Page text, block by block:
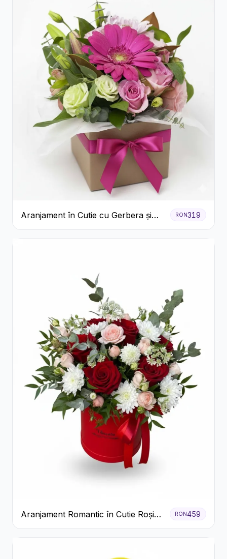
Aranjament în Cutie cu Gerbera și
Trandafiri Roz
RON319
Aranjament Romantic în Cutie Roșie
cu Trandafiri și Crizanteme
RON459